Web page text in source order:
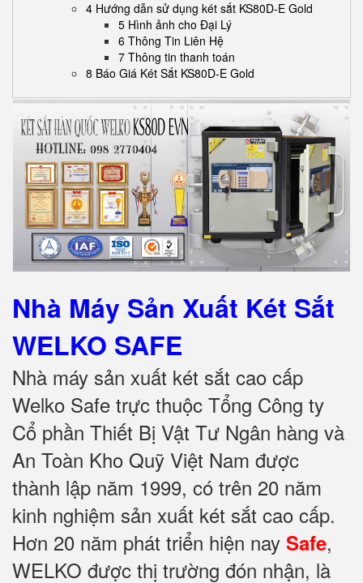
4 Hướng dẫn sử dụng két sắt KS80D-E Gold
5 Hình ảnh cho Đại Lý
6 Thông Tin Liên Hệ
7 Thông tin thanh toán
8 Báo Giá Két Sắt KS80D-E Gold
Nhà Máy Sản Xuất Két Sắt
WELKO SAFE
Nhà máy sản xuất két sắt cao cấp
Welko Safe trực thuộc Tổng Công ty
Cổ phần Thiết Bị Vật Tư Ngân hàng và
An Toàn Kho Quỹ Việt Nam được
thành lập năm 1999, có trên 20 năm
kinh nghiệm sản xuất két sắt cao cấp.
Hơn 20 năm phát triển hiện nay Safe,
WELKO được thị trường đón nhận, là